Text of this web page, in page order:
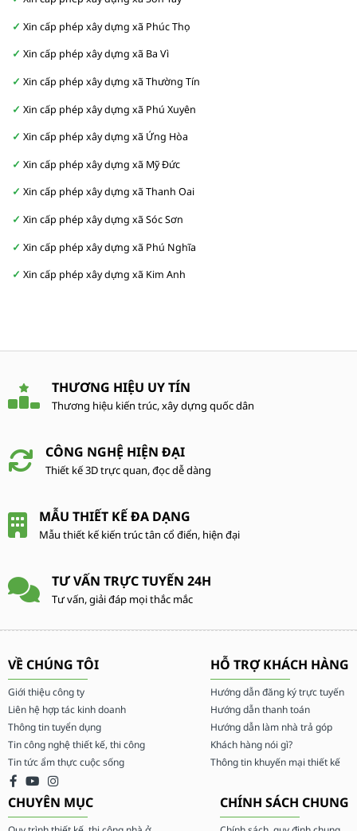
Xin cấp phép xây dựng xã Phúc Thọ
Xin cấp phép xây dựng xã Ba Vì
Xin cấp phép xây dựng xã Thường Tín
Xin cấp phép xây dựng xã Phú Xuyên
Xin cấp phép xây dựng xã Ứng Hòa
Xin cấp phép xây dựng xã Mỹ Đức
Xin cấp phép xây dựng xã Thanh Oai
Xin cấp phép xây dựng xã Sóc Sơn
Xin cấp phép xây dựng xã Phú Nghĩa
Xin cấp phép xây dựng xã Kim Anh
THƯƠNG HIỆU UY TÍN
Thương hiệu kiến trúc, xây dựng quốc dân
CÔNG NGHỆ HIỆN ĐẠI
Thiết kế 3D trực quan, đọc dễ dàng
MẪU THIẾT KẾ ĐA DẠNG
Mẫu thiết kế kiến trúc tân cổ điển, hiện đại
TƯ VẤN TRỰC TUYẾN 24H
Tư vấn, giải đáp mọi thắc mắc
VỀ CHÚNG TÔI
Giới thiệu công ty
Liên hệ hợp tác kinh doanh
Thông tin tuyển dụng
Tin công nghệ thiết kế, thi công
Tin tức ẩm thực cuộc sống
HỖ TRỢ KHÁCH HÀNG
Hướng dẫn đăng ký trực tuyến
Hướng dẫn thanh toán
Hướng dẫn làm nhà trả góp
Khách hàng nói gì?
Thông tin khuyến mại thiết kế
CHUYÊN MỤC CHÍNH SÁCH CHUNG